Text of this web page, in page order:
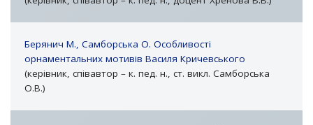
Берянич М., Самборська О. Особливості
орнаментальних мотивів Василя Кричевського
(керівник, співавтор – к. пед. н., ст. викл. Самборська
О.В.)